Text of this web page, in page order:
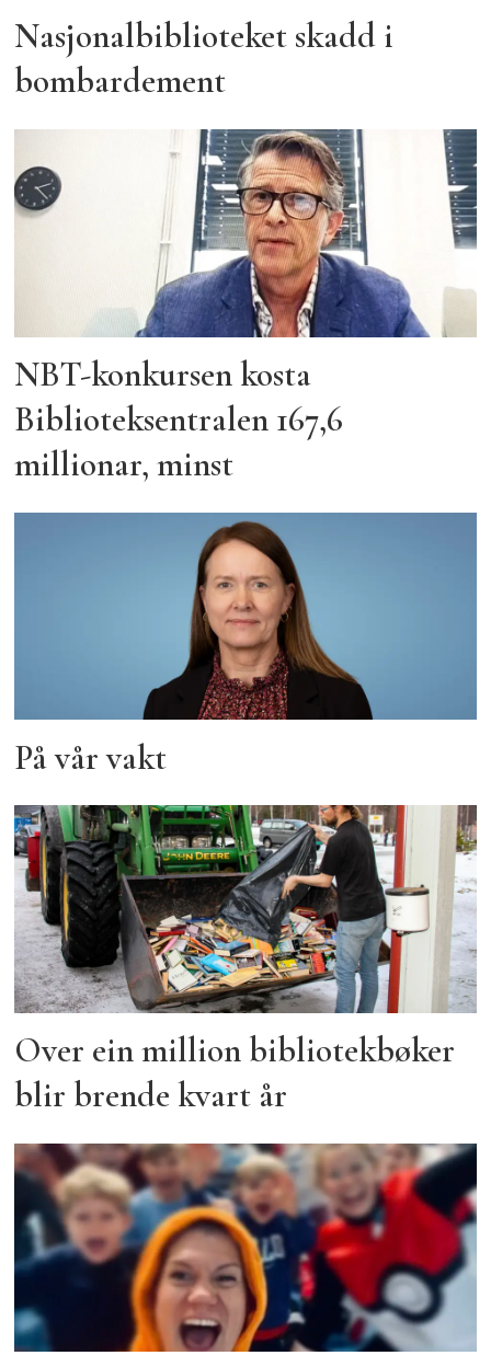
Nasjonalbiblioteket skadd i
bombardement
NBT-konkursen kosta
Biblioteksentralen 167,6
millionar, minst
På vår vakt
Over ein million bibliotekbøker
blir brende kvart år